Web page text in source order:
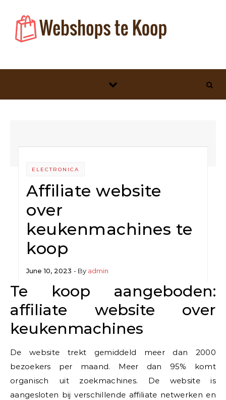
ELECTRONICA
Affiliate website
over
keukenmachines te
koop
June 10, 2023 - By admin
Te koop aangeboden:
affiliate website over
keukenmachines
De website trekt gemiddeld meer dan 2000
bezoekers per maand. Meer dan 95% komt
organisch uit zoekmachines. De website is
aangesloten bij verschillende affiliate netwerken en